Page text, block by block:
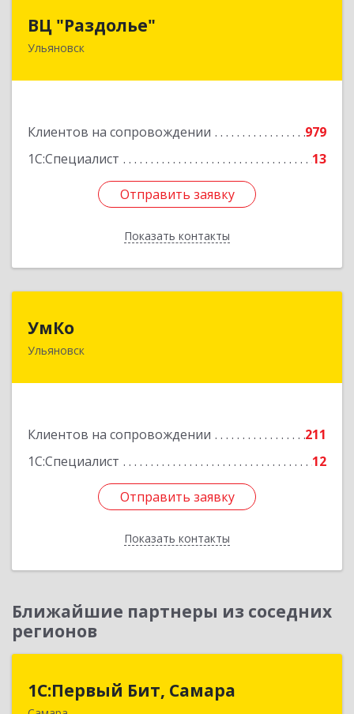
ВЦ "Раздолье"
Ульяновск
Клиентов на сопровождении
979
1С:Специалист
13
Отправить заявку
Показать контакты
432001, Ульяновская обл, Ульяновск г, Марата
Отправить заявку
Назад
УмКо
Ульяновск
Клиентов на сопровождении
211
1С:Специалист
12
Отправить заявку
Показать контакты
Отправить заявку
Назад
Ближайшие партнеры из соседних
регионов
1С:Первый Бит, Самара
1С:Первый Бит, Самара